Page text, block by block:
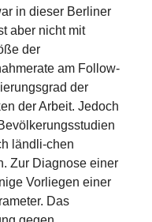
in dieser Berliner
aber nicht mit
der
am Follow-
der
der Arbeit. Jedoch
ländli-chen
Zur Diagnose einer
Vorliegen einer
Das